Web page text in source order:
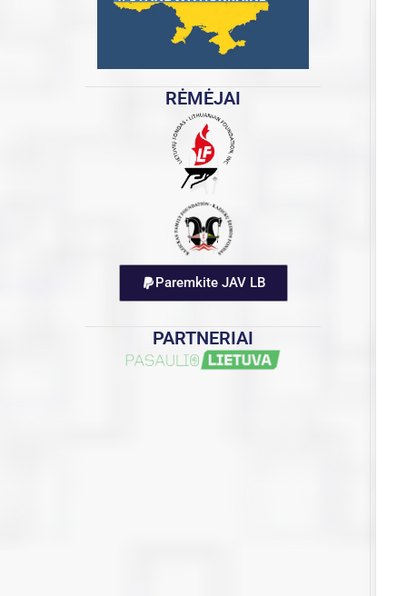
RĖMĖJAI
Paremkite JAV LB
PARTNERIAI